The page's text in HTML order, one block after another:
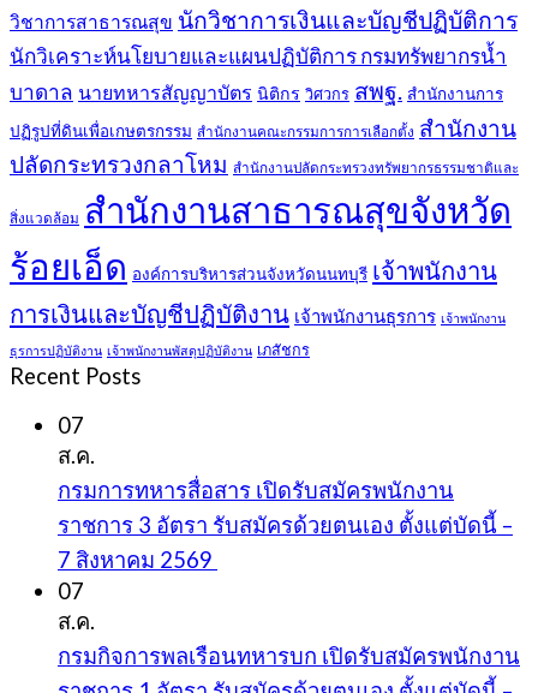
วิชาการสาธารณสุข นักวิชาการเงินและบัญชีปฏิบัติการ
นักวิเคราะห์นโยบายและแผนปฏิบัติการ กรมทรัพยากรน้ำ
บาดาล นายทหารสัญญาบัตร นิติกร วิศวกร สพฐ. สำนักงานการ
ปฏิรูปที่ดินเพื่อเกษตรกรรม สำนักงานคณะกรรมการการเลือกตั้ง สำนักงาน
ปลัดกระทรวงกลาโหม สำนักงานปลัดกระทรวงทรัพยากรธรรมชาติและ
สิ่งแวดล้อม สำนักงานสาธารณสุขจังหวัด
ร้อยเอ็ด องค์การบริหารส่วนจังหวัดนนทบุรี เจ้าพนักงาน
การเงินและบัญชีปฏิบัติงาน เจ้าพนักงานธุรการ เจ้าพนักงาน
ธุรการปฏิบัติงาน เจ้าพนักงานพัสดุปฏิบัติงาน เภสัชกร
Recent Posts
07
ส.ค.
กรมการทหารสื่อสาร เปิดรับสมัครพนักงาน
ราชการ 3 อัตรา รับสมัครด้วยตนเอง ตั้งแต่บัดนี้ –
7 สิงหาคม 2569
07
ส.ค.
กรมกิจการพลเรือนทหารบก เปิดรับสมัครพนักงาน